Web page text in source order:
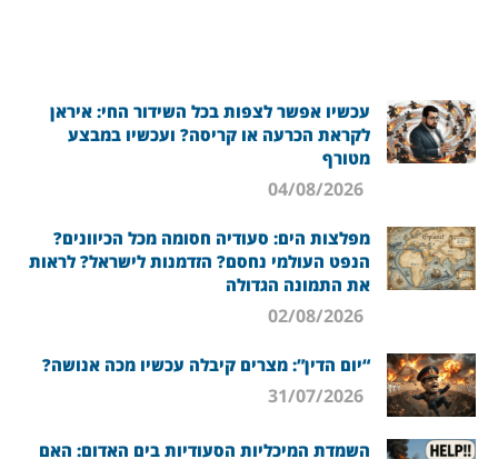
עכשיו אפשר לצפות בכל השידור החי: איראן
לקראת הכרעה או קריסה? ועכשיו במבצע
מטורף
מפלצות הים: סעודיה חסומה מכל הכיוונים?
הנפט העולמי נחסם? הזדמנות לישראל? לראות
את התמונה הגדולה
“יום הדין”: מצרים קיבלה עכשיו מכה אנושה?
השמדת המיכליות הסעודיות בים האדום: האם